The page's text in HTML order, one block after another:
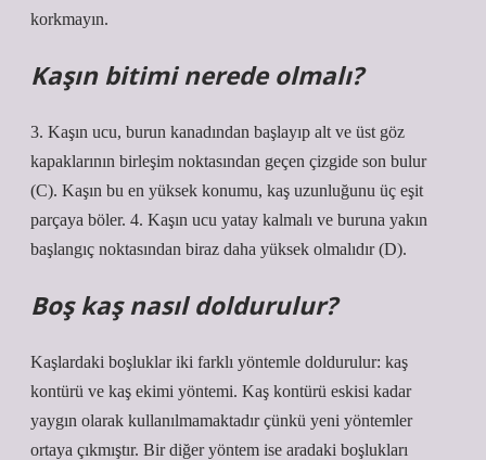
korkmayın.
Kaşın bitimi nerede olmalı?
3. Kaşın ucu, burun kanadından başlayıp alt ve üst göz
kapaklarının birleşim noktasından geçen çizgide son bulur
(C). Kaşın bu en yüksek konumu, kaş uzunluğunu üç eşit
parçaya böler. 4. Kaşın ucu yatay kalmalı ve buruna yakın
başlangıç ​​noktasından biraz daha yüksek olmalıdır (D).
Boş kaş nasıl doldurulur?
Kaşlardaki boşluklar iki farklı yöntemle doldurulur: kaş
kontürü ve kaş ekimi yöntemi. Kaş kontürü eskisi kadar
yaygın olarak kullanılmamaktadır çünkü yeni yöntemler
ortaya çıkmıştır. Bir diğer yöntem ise aradaki boşlukları